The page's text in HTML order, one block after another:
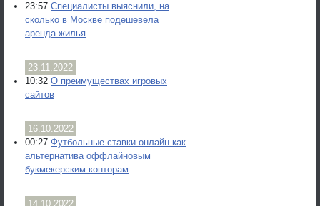
23:57 Специалисты выяснили, на
сколько в Москве подешевела
аренда жилья
23.11.2022
10:32 О преимуществах игровых
сайтов
16.10.2022
00:27 Футбольные ставки онлайн как
альтернатива оффлайновым
букмекерским конторам
14.10.2022